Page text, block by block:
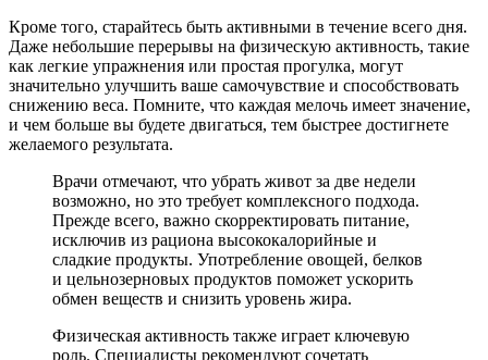
Кроме того, старайтесь быть активными в течение всего дня.
Даже небольшие перерывы на физическую активность, такие
как легкие упражнения или простая прогулка, могут
значительно улучшить ваше самочувствие и способствовать
снижению веса. Помните, что каждая мелочь имеет значение,
и чем больше вы будете двигаться, тем быстрее достигнете
желаемого результата.
Врачи отмечают, что убрать живот за две недели
возможно, но это требует комплексного подхода.
Прежде всего, важно скорректировать питание,
исключив из рациона высококалорийные и
сладкие продукты. Употребление овощей, белков
и цельнозерновых продуктов поможет ускорить
обмен веществ и снизить уровень жира.
Физическая активность также играет ключевую
роль. Специалисты рекомендуют сочетать